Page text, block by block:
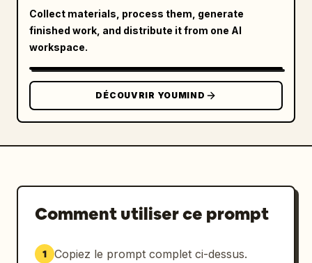
Collect materials, process them, generate
finished work, and distribute it from one AI
workspace.
DÉCOUVRIR YOUMIND
Comment utiliser ce prompt
1 Copiez le prompt complet ci-dessus.